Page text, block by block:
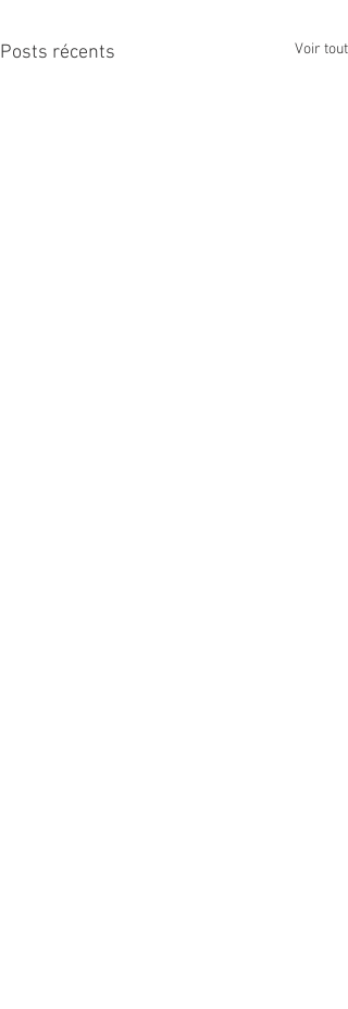
Posts récents Voir tout